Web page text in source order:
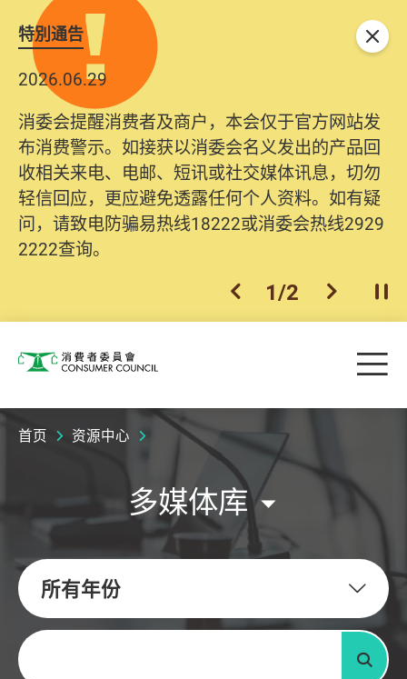
特別通告
2026.06.29
消委会提醒消费者及商户，本会仅于官方网站发
布消费警示。如接获以消委会名义发出的产品回
收相关来电、电邮、短讯或社交媒体讯息，切勿
轻信回应，更应避免透露任何个人资料。如有疑
问，请致电防骗易热线18222或消委会热线2929
2222查询。
2025.10.31
为提升使用者体验及网络安全，本会的投诉处理
系统已经进行升级及推出新功能。由2025年11月
10日起，消费者需要提供基本联络资料（包括姓
名、电邮及电话）注册帐户，才可提交投诉、查
询及建议。所有提交纪录将清晰整合于帐户中，
方便日后作出跟进。
上一个
2/2 下一个开
关闭
消费者委员会 目
首页 资源中心
多媒体库
所有年份
关键字
搜寻